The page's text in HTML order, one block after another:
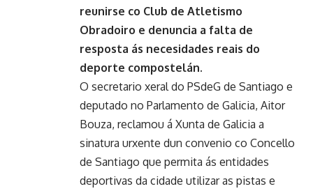
reunirse co Club de Atletismo
Obradoiro e denuncia a falta de
resposta ás necesidades reais do
deporte compostelán.
O secretario xeral do PSdeG de Santiago e
deputado no Parlamento de Galicia, Aitor
Bouza, reclamou á Xunta de Galicia a
sinatura urxente dun convenio co Concello
de Santiago que permita ás entidades
deportivas da cidade utilizar as pistas e